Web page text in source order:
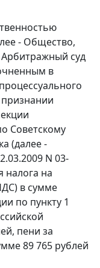
- Общество,
суд
в
Советскому
(далее -
N 03-
налога на
в сумме
по пункту 1
пени за
89 765 рублей